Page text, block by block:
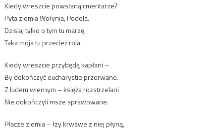
Kiedy wreszcie powstaną cmentarze?
Pyta ziemia Wołynia, Podola.
Dzisiaj tylko o tym tu marzę,
Taka moja tu przecież rola.
Kiedy wreszcie przybędą kapłani –
By dokończyć eucharystie przerwane.
Z ludem wiernym – księża rozstrzelani
Nie dokończyli msze sprawowane.
Płacze ziemia – łzy krwawe z niej płyną,